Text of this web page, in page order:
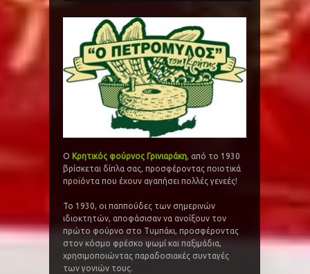
Ο Κρητικός φούρνος Γρινιαράκη, από το 1930
βρίσκεται δίπλα σας, προσφέροντας ποιοτικά
προϊόντα που έχουν αγαπήσει πολλές γενεές!
Το 1930, οι παππούδες των σημερινών
ιδιοκτητών, αποφάσισαν να ανοίξουν τον
πρώτο φούρνο στο Τυμπάκι, προσφέροντας
στον κόσμο φρέσκο ψωμί και παξιμάδια,
χρησιμοποιώντας παραδοσιακές συνταγές
των γονιών τους.